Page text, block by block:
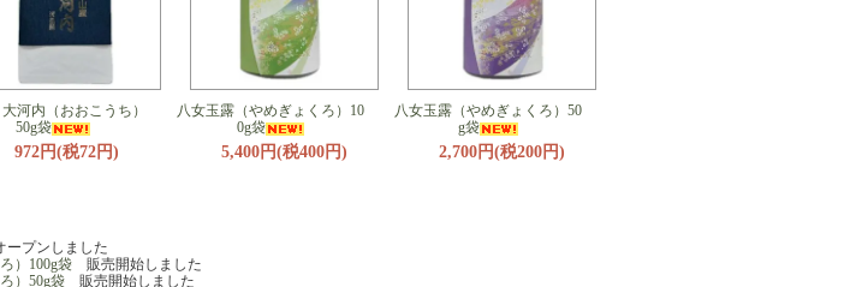
河内（おおこうち）
50g袋
972円(税72円)
八女玉露（やめぎょくろ）10
0g袋
5,400円(税400円)
八女玉露（やめぎょくろ）50
g袋
2,700円(税200円)
プンしました
）100g袋 販売開始しました
）50g袋 販売開始しました